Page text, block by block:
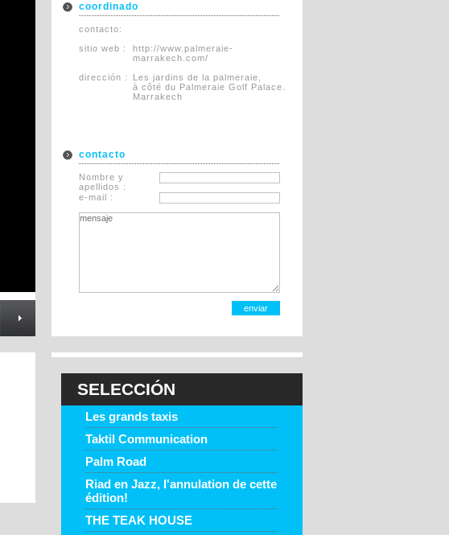
coordinado
contacto:
sitio web : http://www.palmeraie-
marrakech.com/
dirección :
Les jardins de la palmeraie,
à côté du Palmeraie Golf Palace.
Marrakech
contacto
Nombre y
apellidos :
e-mail :
SELECCIÓN
Les grands taxis
Taktil Communication
Palm Road
Riad en Jazz, l'annulation de cette
édition!
THE TEAK HOUSE